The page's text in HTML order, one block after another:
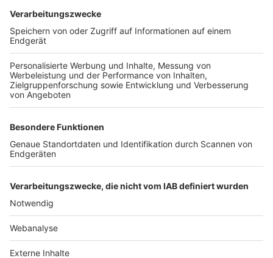
TOP-VEREINE
TOP-PARTNER
Nutzungsbedingungen Datenschutz Impressum